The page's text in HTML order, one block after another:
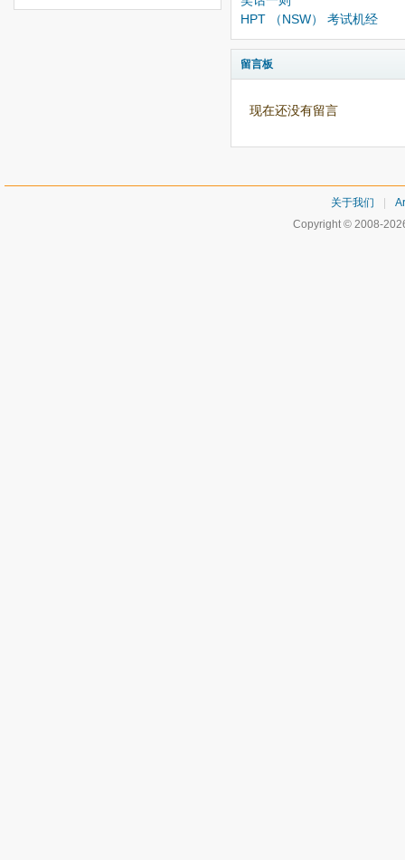
HPT （NSW） 考试机经
留言板
现在还没有留言
关于我们
Copyright © 2008-